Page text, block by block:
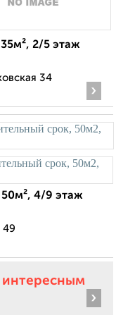
2/5 этаж
34
›
4/9 этаж
49
интересным
›